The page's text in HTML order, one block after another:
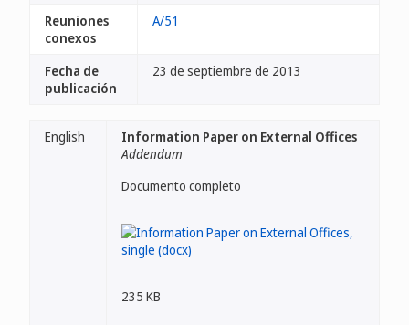
Reuniones
conexos
A/51
Fecha de
publicación
23 de septiembre de 2013
English
Information Paper on External Offices
Addendum
Documento completo
235 KB